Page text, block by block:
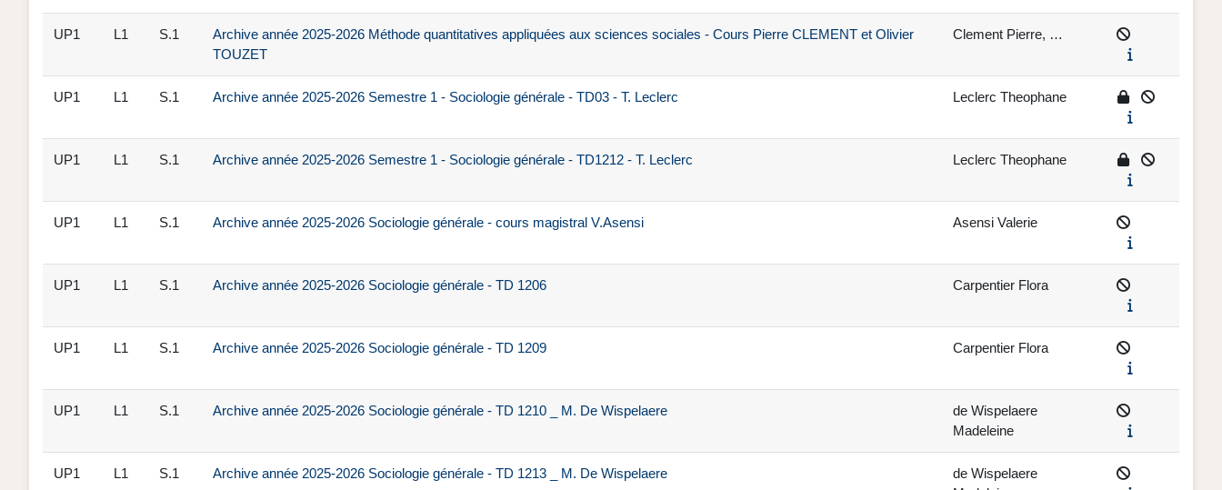
UP1 L1 S.1
Archive année 2025-2026 Méthode quantitatives appliquées aux sciences sociales - Cours Pierre CLEMENT et Olivier
TOUZET
Clement Pierre, …
UP1 L1 S.1 Archive année 2025-2026 Semestre 1 - Sociologie générale - TD03 - T. Leclerc Leclerc Theophane
UP1 L1 S.1 Archive année 2025-2026 Semestre 1 - Sociologie générale - TD1212 - T. Leclerc Leclerc Theophane
UP1 L1 S.1 Archive année 2025-2026 Sociologie générale - cours magistral V.Asensi Asensi Valerie
UP1 L1 S.1 Archive année 2025-2026 Sociologie générale - TD 1206 Carpentier Flora
UP1 L1 S.1 Archive année 2025-2026 Sociologie générale - TD 1209 Carpentier Flora
UP1 L1 S.1 Archive année 2025-2026 Sociologie générale - TD 1210 _ M. De Wispelaere
de Wispelaere
Madeleine
UP1 L1 S.1 Archive année 2025-2026 Sociologie générale - TD 1213 _ M. De Wispelaere
de Wispelaere